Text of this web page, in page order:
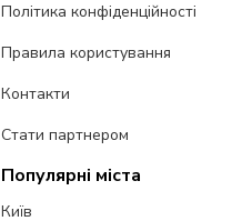
Політика конфіденційності
Правила користування
Контакти
Стати партнером
Популярні міста
Київ